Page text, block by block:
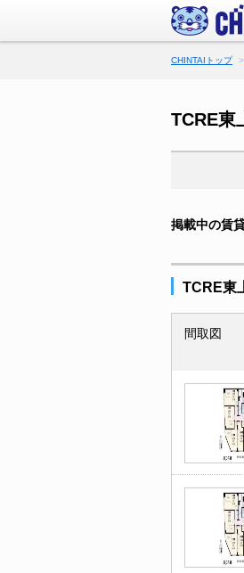
CHINTAIトップ
TCRE東
掲載中の賃
TCRE東
間取図